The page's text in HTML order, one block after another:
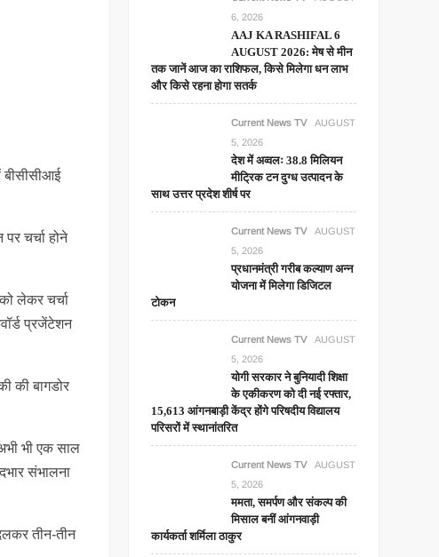
चर्चा होने
लेकर चर्चा
प्रजेंटेशन
की बागडोर
भी एक साल
संभालना
तीन-तीन
6, 2026
AAJ KA RASHIFAL 6
AUGUST 2026: मेष से मीन
तक जानें आज का राशिफल, किसे मिलेगा धन लाभ
और किसे रहना होगा सतर्क
Current News TV
AUGUST
5, 2026
देश में अव्वलः 38.8 मिलियन
मीट्रिक टन दुग्ध उत्पादन के
साथ उत्तर प्रदेश शीर्ष पर
Current News TV
AUGUST
5, 2026
प्रधानमंत्री गरीब कल्याण अन्न
योजना में मिलेगा डिजिटल
टोकन
Current News TV
AUGUST
5, 2026
योगी सरकार ने बुनियादी शिक्षा
के एकीकरण को दी नई रफ्तार,
15,613 आंगनबाड़ी केंद्र होंगे परिषदीय विद्यालय
परिसरों में स्थानांतरित
Current News TV
AUGUST
5, 2026
ममता, समर्पण और संकल्प की
मिसाल बनीं आंगनवाड़ी
कार्यकर्ता शर्मिला ठाकुर